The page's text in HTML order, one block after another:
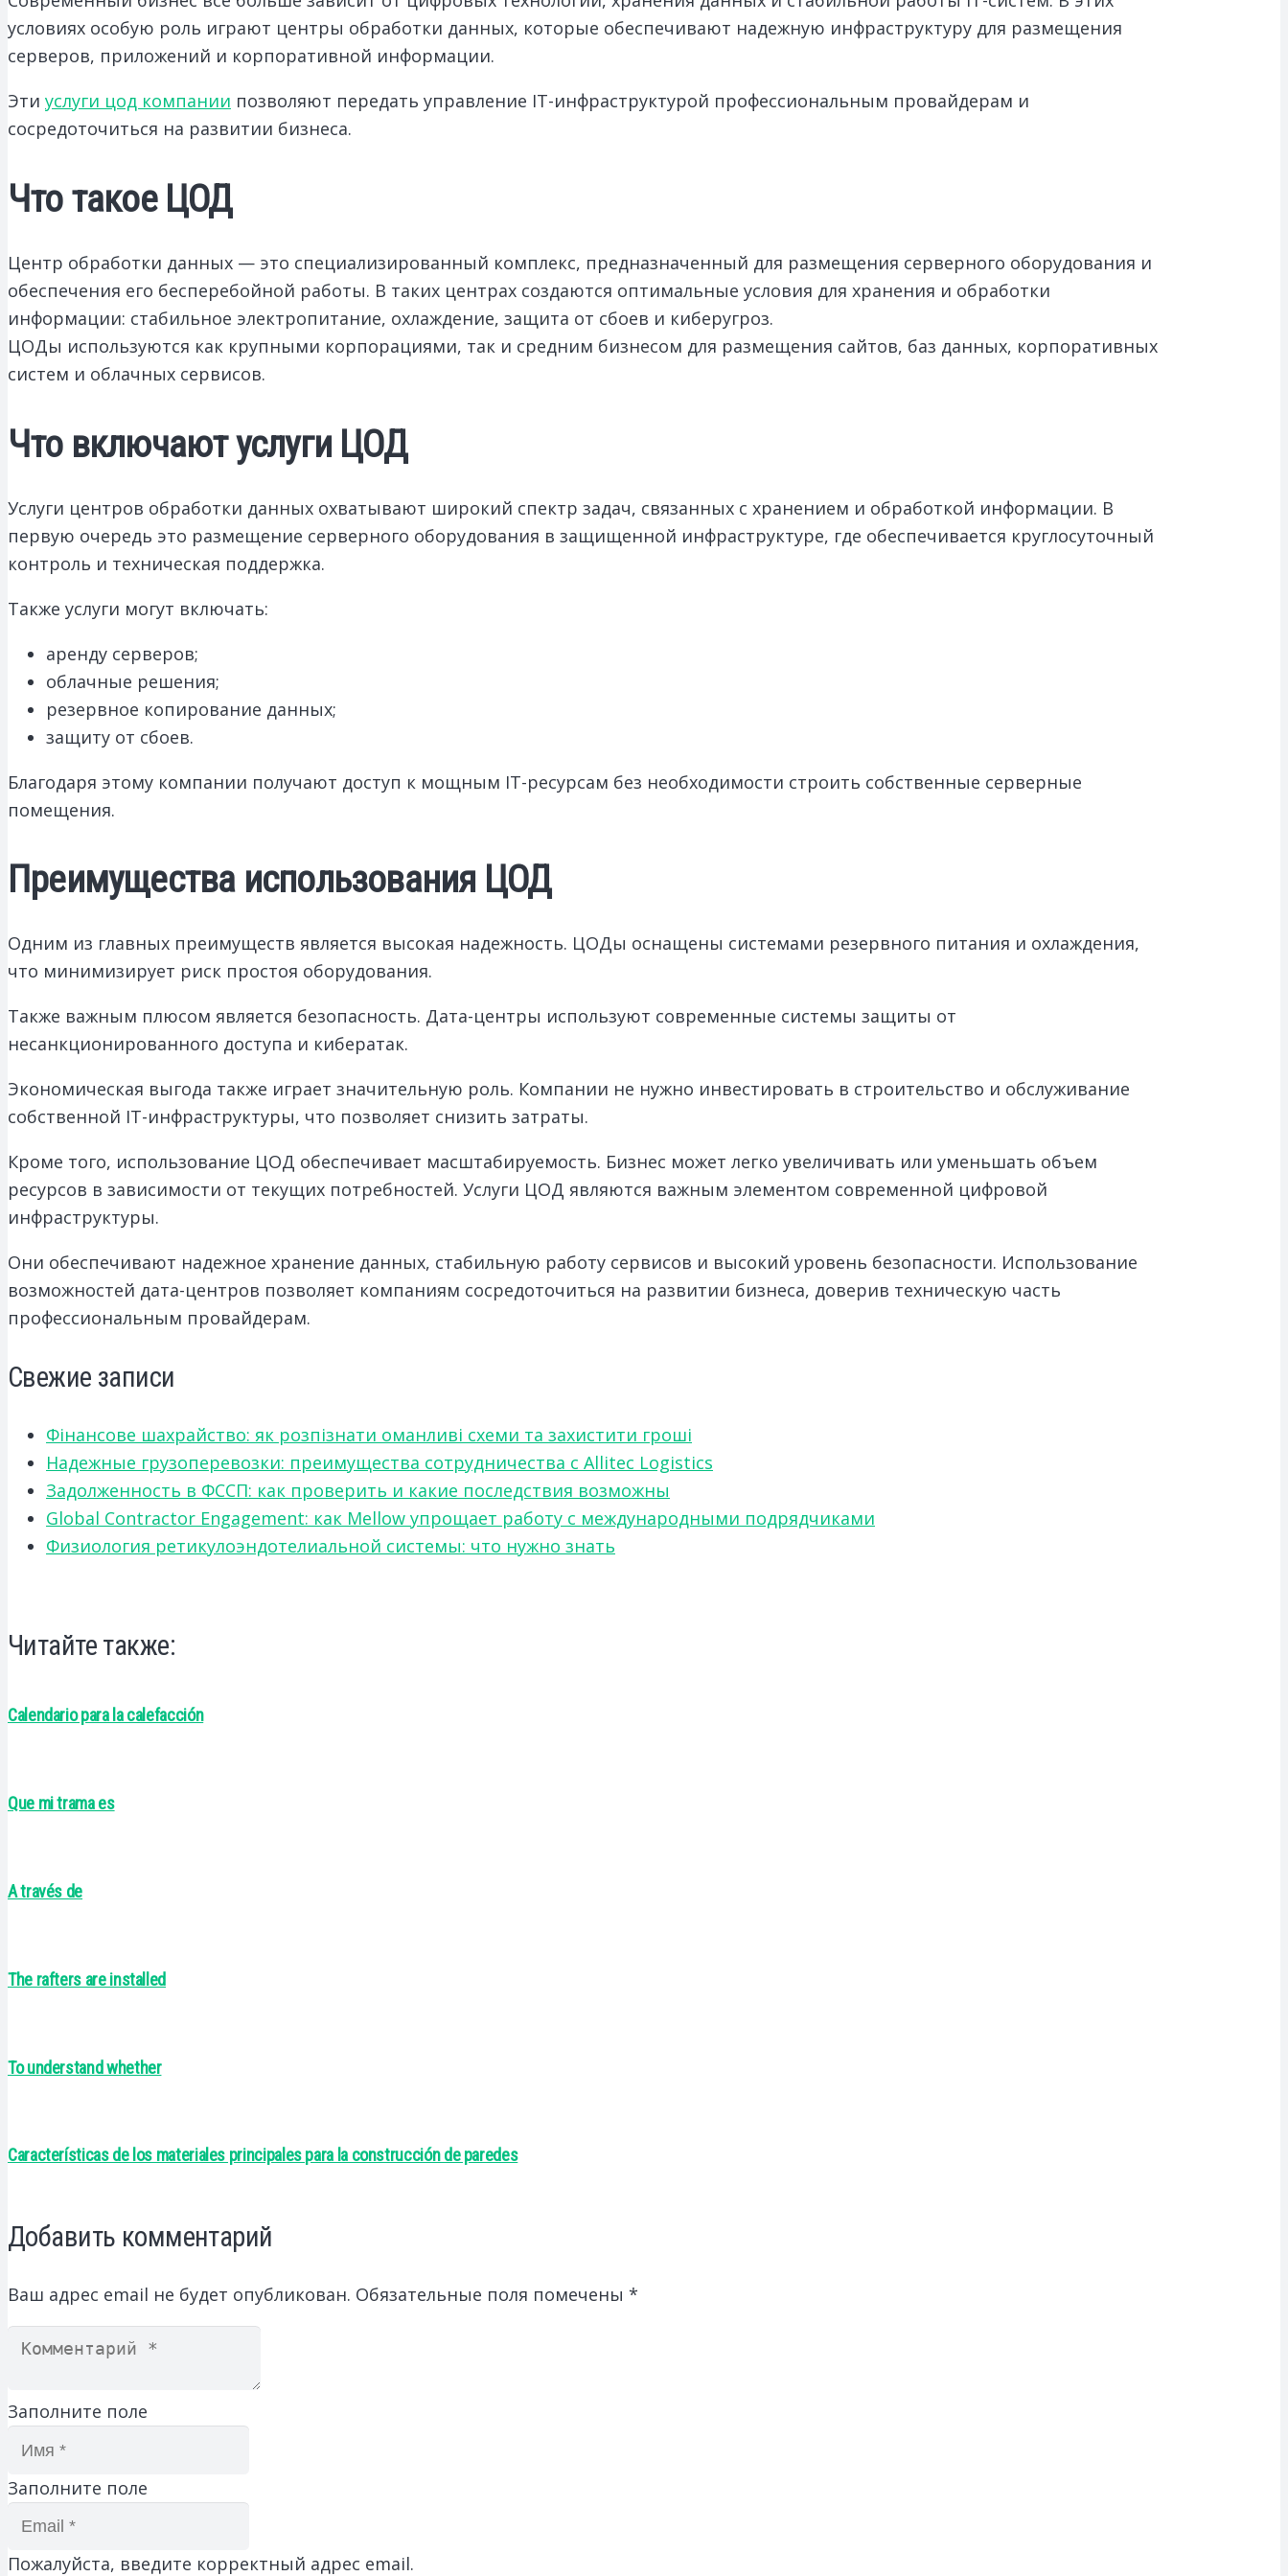
условиях особую роль играют центры обработки данных, которые обеспечивают надежную инфраструктуру для размещения
серверов, приложений и корпоративной информации.
Эти услуги цод компании позволяют передать управление IT-инфраструктурой профессиональным провайдерам и
сосредоточиться на развитии бизнеса.
Что такое ЦОД
Центр обработки данных — это специализированный комплекс, предназначенный для размещения серверного оборудования и
обеспечения его бесперебойной работы. В таких центрах создаются оптимальные условия для хранения и обработки
информации: стабильное электропитание, охлаждение, защита от сбоев и киберугроз.
ЦОДы используются как крупными корпорациями, так и средним бизнесом для размещения сайтов, баз данных, корпоративных
систем и облачных сервисов.
Что включают услуги ЦОД
Услуги центров обработки данных охватывают широкий спектр задач, связанных с хранением и обработкой информации. В
первую очередь это размещение серверного оборудования в защищенной инфраструктуре, где обеспечивается круглосуточный
контроль и техническая поддержка.
Также услуги могут включать:
аренду серверов;
облачные решения;
резервное копирование данных;
защиту от сбоев.
Благодаря этому компании получают доступ к мощным IT-ресурсам без необходимости строить собственные серверные
помещения.
Преимущества использования ЦОД
Одним из главных преимуществ является высокая надежность. ЦОДы оснащены системами резервного питания и охлаждения,
что минимизирует риск простоя оборудования.
Также важным плюсом является безопасность. Дата-центры используют современные системы защиты от
несанкционированного доступа и кибератак.
Экономическая выгода также играет значительную роль. Компании не нужно инвестировать в строительство и обслуживание
собственной IT-инфраструктуры, что позволяет снизить затраты.
Кроме того, использование ЦОД обеспечивает масштабируемость. Бизнес может легко увеличивать или уменьшать объем
ресурсов в зависимости от текущих потребностей. Услуги ЦОД являются важным элементом современной цифровой
инфраструктуры.
Они обеспечивают надежное хранение данных, стабильную работу сервисов и высокий уровень безопасности. Использование
возможностей дата-центров позволяет компаниям сосредоточиться на развитии бизнеса, доверив техническую часть
профессиональным провайдерам.
Свежие записи
Фінансове шахрайство: як розпізнати оманливі схеми та захистити гроші
Надежные грузоперевозки: преимущества сотрудничества с Allitec Logistics
Задолженность в ФССП: как проверить и какие последствия возможны
Global Contractor Engagement: как Mellow упрощает работу с международными подрядчиками
Физиология ретикулоэндотелиальной системы: что нужно знать
Читайте также:
Calendario para la calefacción
Que mi trama es
A través de
The rafters are installed
To understand whether
Características de los materiales principales para la construcción de paredes
Добавить комментарий
Ваш адрес email не будет опубликован. Обязательные поля помечены *
Заполните поле
Заполните поле
Пожалуйста, введите корректный адрес email.